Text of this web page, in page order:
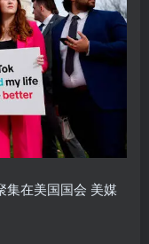
集在美国国会 美媒